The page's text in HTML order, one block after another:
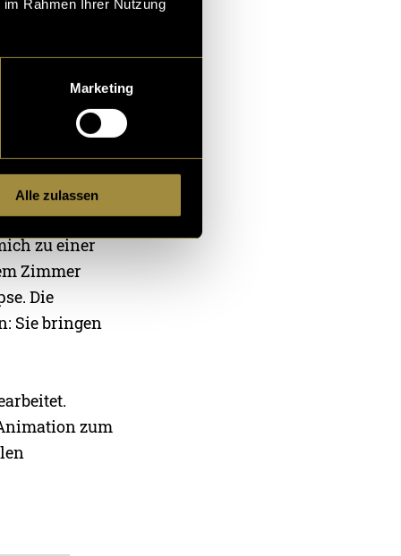
Rahmen Ihrer Nutzung
Marketing
Alle zulassen
Gedreht
am Set alles
zu einer
Zimmer
Die
Sie bringen
zum